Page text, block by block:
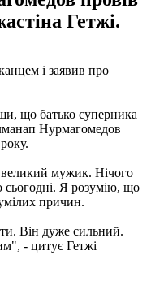
Гетжі.
і заявив про
що батько суперника
Нурмагомедов
мужик. Нічого
сьогодні. Я розумію, що
причин.
Він дуже сильний.
- цитує Гетжі